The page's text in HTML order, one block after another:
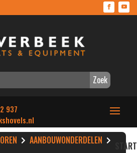
Zoek
937
AANBOUWONDERDELEN